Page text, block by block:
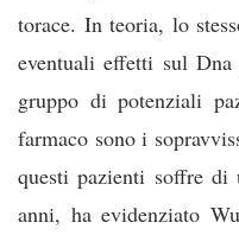
torace. In teoria, lo
eventuali effetti sul
gruppo di potenziali
farmaco sono i
questi pazienti soffre
anni, ha evidenziato